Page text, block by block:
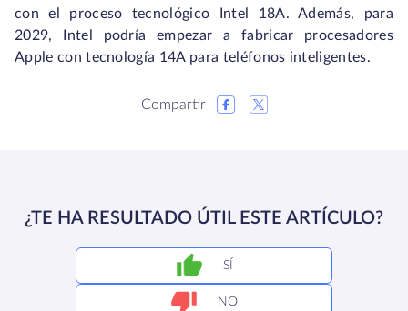
con el proceso tecnológico Intel 18A. Además, para
2029, Intel podría empezar a fabricar procesadores
Apple con tecnología 14A para teléfonos inteligentes.
Compartir
¿TE HA RESULTADO ÚTIL ESTE ARTÍCULO?
SÍ
NO